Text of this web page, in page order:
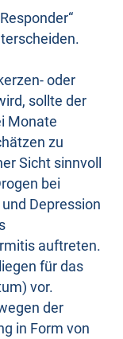
oder
sollte der
Monate
zu
Sicht sinnvoll
bei
Depression
auftreten.
für das
vor.
der
in Form von